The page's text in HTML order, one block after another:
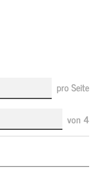
pro Seite
von 4